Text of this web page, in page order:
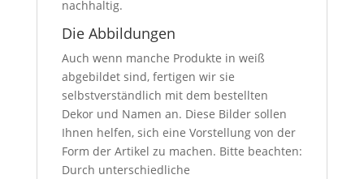
nachhaltig.
Die Abbildungen
Auch wenn manche Produkte in weiß
abgebildet sind, fertigen wir sie
selbstverständlich mit dem bestellten
Dekor und Namen an. Diese Bilder sollen
Ihnen helfen, sich eine Vorstellung von der
Form der Artikel zu machen. Bitte beachten:
Durch unterschiedliche